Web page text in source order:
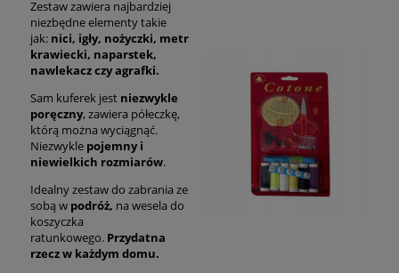
Zestaw zawiera najbardziej
niezbędne elementy takie
jak: nici, igły, nożyczki, metr
krawiecki, naparstek,
nawlekacz czy agrafki.
Sam kuferek jest niezwykle
poręczny, zawiera półeczkę,
którą można wyciągnąć.
Niezwykle pojemny i
niewielkich rozmiarów.
Idealny zestaw do zabrania ze
sobą w podróż, na wesela do
koszyczka
ratunkowego. Przydatna
rzecz w każdym domu.